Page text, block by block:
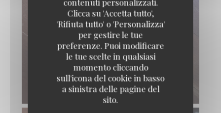
contenuti personalizzati.
Clicca su 'Accetta tutto',
'Rifiuta tutto' o 'Personalizza'
per gestire le tue
preferenze. Puoi modificare
le tue scelte in qualsiasi
momento cliccando
sull'icona del cookie in basso
a sinistra delle pagine del
sito.